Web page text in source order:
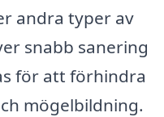
andra typer av
snabb sanering
för att förhindra
mögelbildning.